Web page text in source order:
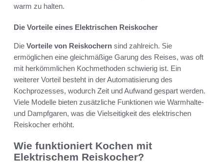
warm zu halten.
Die Vorteile eines Elektrischen Reiskocher
Die Vorteile von Reiskochern sind zahlreich. Sie
ermöglichen eine gleichmäßige Garung des Reises, was oft
mit herkömmlichen Kochmethoden schwierig ist. Ein
weiterer Vorteil besteht in der Automatisierung des
Kochprozesses, wodurch Zeit und Aufwand gespart werden.
Viele Modelle bieten zusätzliche Funktionen wie Warmhalte-
und Dampfgaren, was die Vielseitigkeit des elektrischen
Reiskocher erhöht.
Wie funktioniert Kochen mit
Elektrischem Reiskocher?